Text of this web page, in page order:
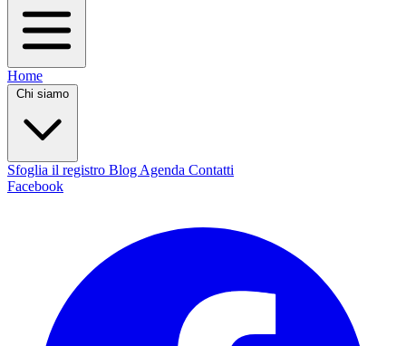
Home
Chi siamo
Sfoglia il registro Blog Agenda Contatti
Facebook